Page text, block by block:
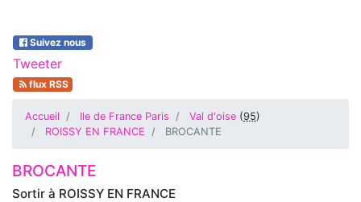
Suivez nous
Tweeter
flux RSS
Accueil Ile de France Paris Val d'oise (95)
ROISSY EN FRANCE
BROCANTE
Sortir à ROISSY EN FRANCE
BROCANTE